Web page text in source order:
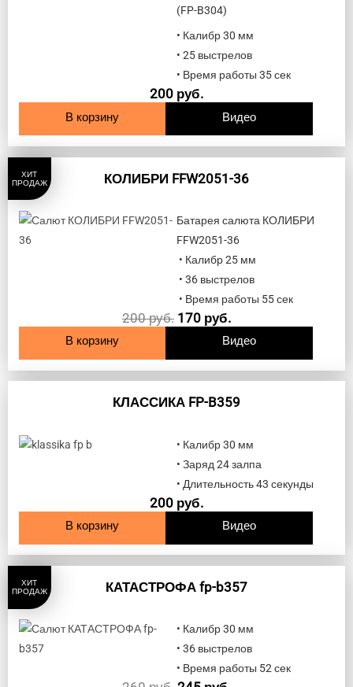
(FP-B304)
• Калибр 30 мм
• 25 выстрелов
• Время работы 35 сек
200 руб.
В корзину Видео
ХИТ
ПРОДАЖ
КОЛИБРИ FFW2051-36
Батарея салюта КОЛИБРИ
FFW2051-36
• Калибр 25 мм
• 36 выстрелов
• Время работы 55 сек
200руб. 170 руб.
В корзину Видео
КЛАССИКА FP-B359
• Калибр 30 мм
• Заряд 24 залпа
• Длительность 43 секунды
200 руб.
В корзину Видео
ХИТ
ПРОДАЖ
КАТАСТРОФА fp-b357
• Калибр 30 мм
• 36 выстрелов
• Время работы 52 сек